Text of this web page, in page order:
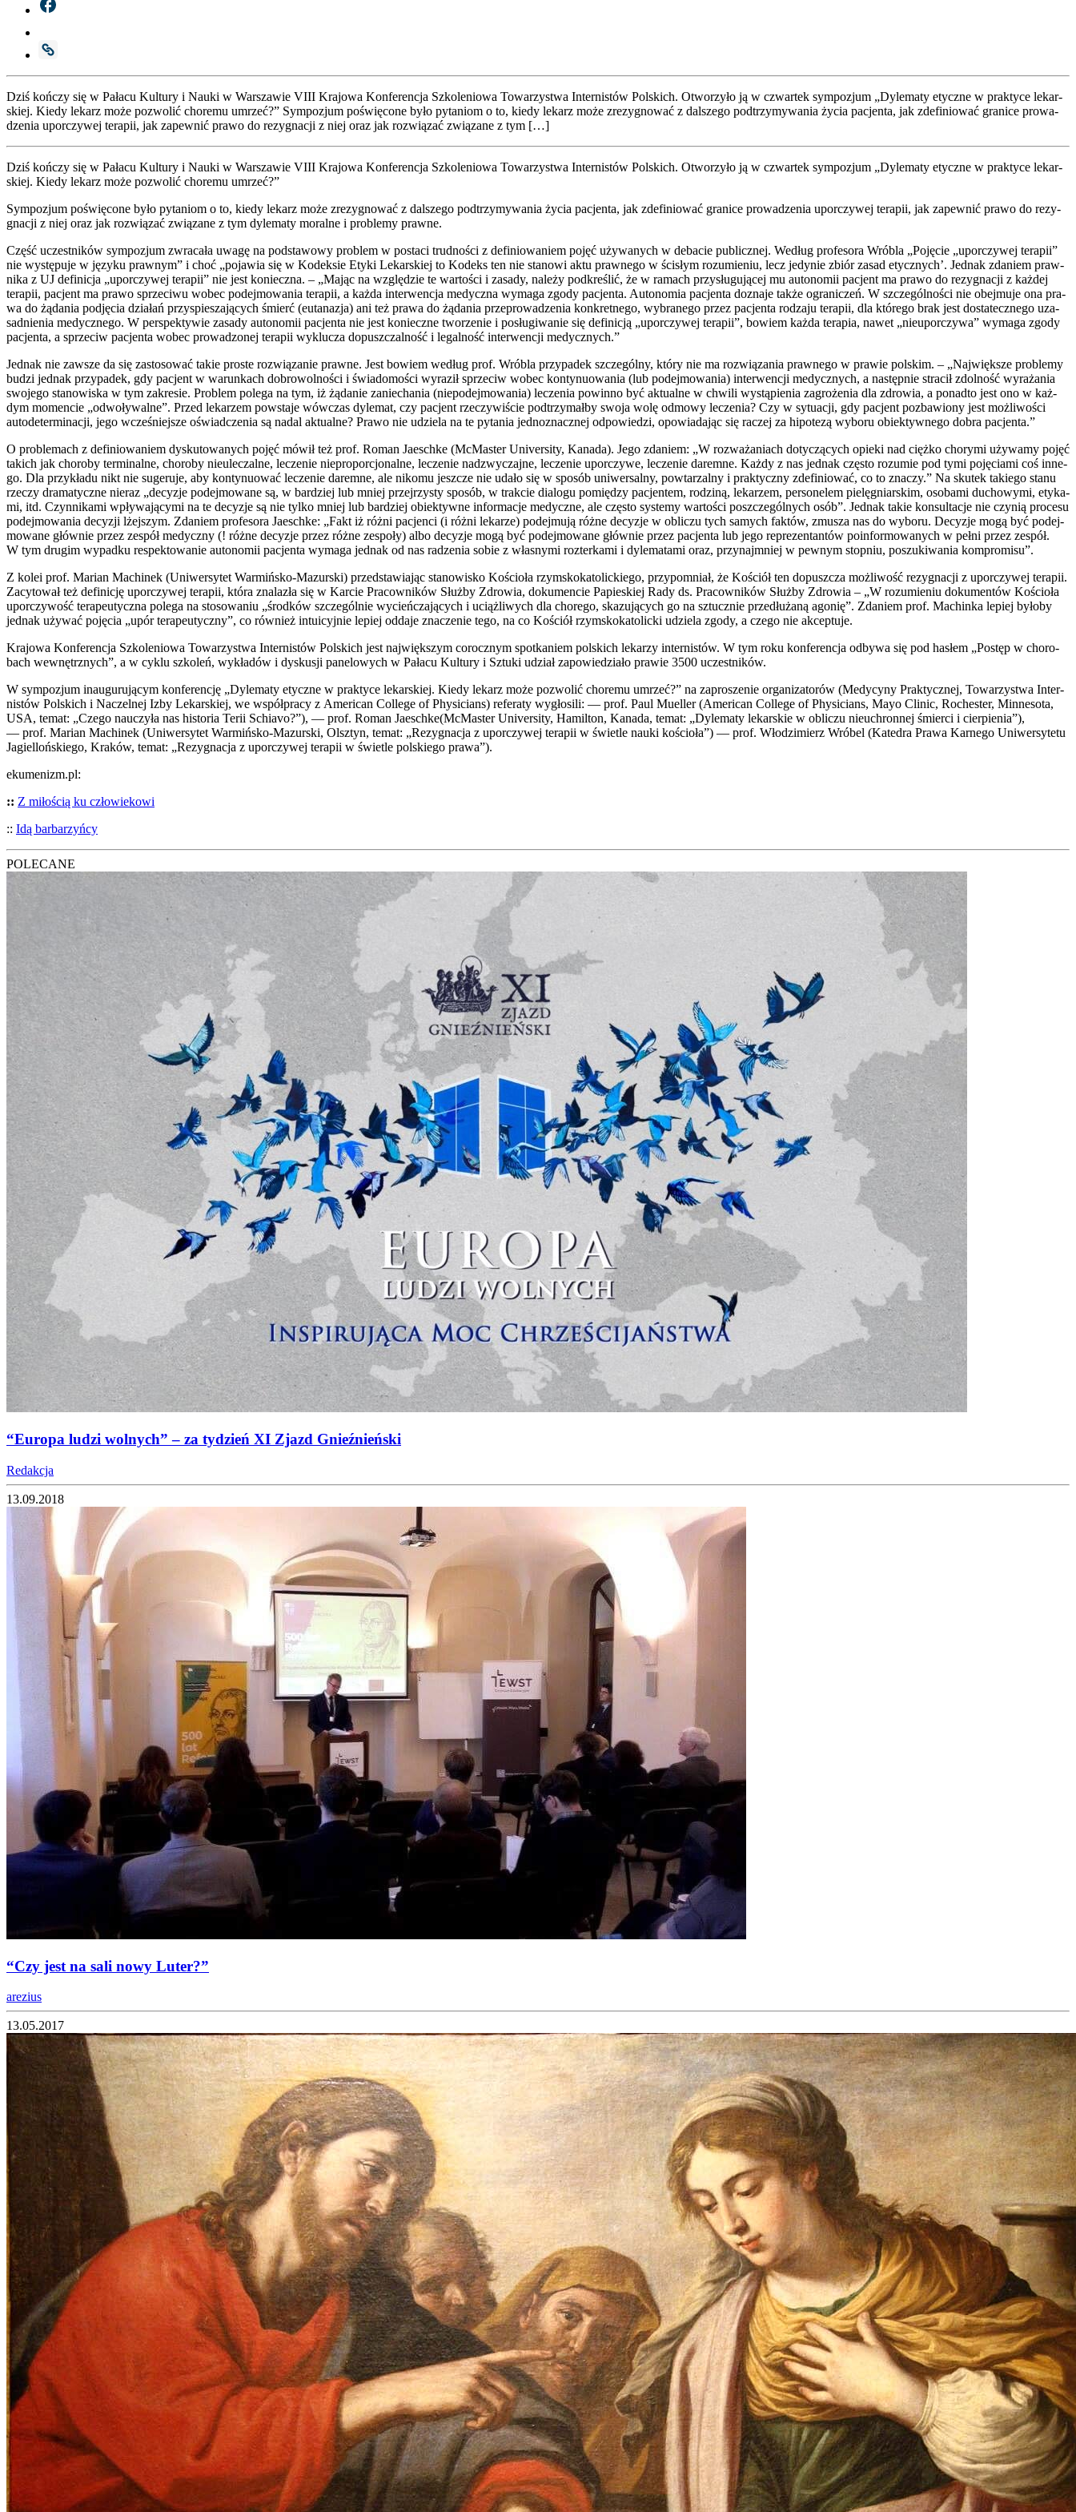
Dziś koń­czy się w Pała­cu Kul­tu­ry i Nauki w War­sza­wie VIII Kra­jo­wa Kon­fe­ren­cja Szko­le­nio­wa Towa­rzy­stwa Inter­ni­stów Pol­skich. Otwo­rzy­ło ją w czwar­tek sym­po­zjum „Dyle­ma­ty etycz­ne w prak­ty­ce lekar­
skiej. Kie­dy lekarz może pozwo­lić cho­re­mu umrzeć?” Sym­po­zjum poświę­co­ne było pyta­niom o to, kie­dy lekarz może zre­zy­gno­wać z dal­sze­go pod­trzy­my­wa­nia życia pacjen­ta, jak zde­fi­nio­wać gra­ni­ce pro­wa­
dze­nia upo­rczy­wej tera­pii, jak zapew­nić pra­wo do rezy­gna­cji z niej oraz jak roz­wią­zać zwią­za­ne z tym […]
Dziś koń­czy się w Pała­cu Kul­tu­ry i Nauki w War­sza­wie VIII Kra­jo­wa Kon­fe­ren­cja Szko­le­nio­wa Towa­rzy­stwa Inter­ni­stów Pol­skich. Otwo­rzy­ło ją w czwar­tek sym­po­zjum „Dyle­ma­ty etycz­ne w prak­ty­ce lekar­
skiej. Kie­dy lekarz może pozwo­lić cho­re­mu umrzeć?”
Sym­po­zjum poświę­co­ne było pyta­niom o to, kie­dy lekarz może zre­zy­gno­wać z dal­sze­go pod­trzy­my­wa­nia życia pacjen­ta, jak zde­fi­nio­wać gra­ni­ce pro­wa­dze­nia upo­rczy­wej tera­pii, jak zapew­nić pra­wo do rezy­
gna­cji z niej oraz jak roz­wią­zać zwią­za­ne z tym dyle­ma­ty moral­ne i pro­ble­my praw­ne.
Część uczest­ni­ków sym­po­zjum zwra­ca­ła uwa­gę na pod­sta­wo­wy pro­blem w posta­ci trud­no­ści z defi­nio­wa­niem pojęć uży­wa­nych w deba­cie publicz­nej. Według pro­fe­so­ra Wró­bla „Poję­cie „upo­rczy­wej tera­pii”
nie wystę­pu­je w języ­ku praw­nym” i choć „poja­wia się w Kodek­sie Ety­ki Lekar­skiej to Kodeks ten nie sta­no­wi aktu praw­ne­go w ści­słym rozu­mie­niu, lecz jedy­nie zbiór zasad etycz­nych’. Jed­nak zda­niem praw­
ni­ka z UJ defi­ni­cja „upo­rczy­wej tera­pii” nie jest koniecz­na. – „Mając na wzglę­dzie te war­to­ści i zasa­dy, nale­ży pod­kre­ślić, że w ramach przy­słu­gu­ją­cej mu auto­no­mii pacjent ma pra­wo do rezy­gna­cji z każ­dej
tera­pii, pacjent ma pra­wo sprze­ci­wu wobec podej­mo­wa­nia tera­pii, a każ­da inter­wen­cja medycz­na wyma­ga zgo­dy pacjen­ta. Auto­no­mia pacjen­ta dozna­je tak­że ogra­ni­czeń. W szcze­gól­no­ści nie obej­mu­je ona pra­
wa do żąda­nia pod­ję­cia dzia­łań przy­spie­sza­ją­cych śmierć (euta­na­zja) ani też pra­wa do żąda­nia prze­pro­wa­dze­nia kon­kret­ne­go, wybra­ne­go przez pacjen­ta rodza­ju tera­pii, dla któ­re­go brak jest dosta­tecz­ne­go uza­
sad­nie­nia medycz­ne­go. W per­spek­ty­wie zasa­dy auto­no­mii pacjen­ta nie jest koniecz­ne two­rze­nie i posłu­gi­wa­nie się defi­ni­cją „upo­rczy­wej tera­pii”, bowiem każ­da tera­pia, nawet „nie­upor­czy­wa” wyma­ga zgo­dy
pacjen­ta, a sprze­ciw pacjen­ta wobec pro­wa­dzo­nej tera­pii wyklu­cza dopusz­czal­ność i legal­ność inter­wen­cji medycz­nych.”
Jed­nak nie zawsze da się zasto­so­wać takie pro­ste roz­wią­za­nie praw­ne. Jest bowiem według prof. Wró­bla przy­pa­dek szcze­gól­ny, któ­ry nie ma roz­wią­za­nia praw­ne­go w pra­wie pol­skim. – „Naj­więk­sze pro­ble­my
budzi jed­nak przy­pa­dek, gdy pacjent w warun­kach dobro­wol­no­ści i świa­do­mo­ści wyra­ził sprze­ciw wobec kon­ty­nu­owa­nia (lub podej­mo­wa­nia) inter­wen­cji medycz­nych, a następ­nie stra­cił zdol­ność wyra­ża­nia
swo­je­go sta­no­wi­ska w tym zakre­sie. Pro­blem pole­ga na tym, iż żąda­nie zanie­cha­nia (nie­podej­mo­wa­nia) lecze­nia powin­no być aktu­al­ne w chwi­li wystą­pie­nia zagro­że­nia dla zdro­wia, a ponad­to jest ono w każ­
dym momen­cie „odwo­ły­wal­ne”. Przed leka­rzem powsta­je wów­czas dyle­mat, czy pacjent rze­czy­wi­ście pod­trzy­mał­by swo­ja wolę odmo­wy lecze­nia? Czy w sytu­acji, gdy pacjent pozba­wio­ny jest moż­li­wo­ści
auto­de­ter­mi­na­cji, jego wcze­śniej­sze oświad­cze­nia są nadal aktu­al­ne? Pra­wo nie udzie­la na te pyta­nia jed­no­znacz­nej odpo­wie­dzi, opo­wia­da­jąc się raczej za hipo­te­zą wybo­ru obiek­tyw­ne­go dobra pacjen­ta.”
O pro­ble­mach z defi­nio­wa­niem dys­ku­to­wa­nych pojęć mówił też prof. Roman Jaesch­ke (McMa­ster Uni­ver­si­ty, Kana­da). Jego zda­niem: „W roz­wa­ża­niach doty­czą­cych opie­ki nad cięż­ko cho­ry­mi uży­wa­my pojęć
takich jak cho­ro­by ter­mi­nal­ne, cho­ro­by nie­ule­czal­ne, lecze­nie nie­pro­por­cjo­nal­ne, lecze­nie nad­zwy­czaj­ne, lecze­nie upo­rczy­we, lecze­nie darem­ne. Każ­dy z nas jed­nak czę­sto rozu­mie pod tymi poję­cia­mi coś inne­
go. Dla przy­kła­du nikt nie suge­ru­je, aby kon­ty­nu­ować lecze­nie darem­ne, ale niko­mu jesz­cze nie uda­ło się w spo­sób uni­wer­sal­ny, powta­rzal­ny i prak­tycz­ny zde­fi­nio­wać, co to zna­czy.” Na sku­tek takie­go sta­nu
rze­czy dra­ma­tycz­ne nie­raz „decy­zje podej­mo­wa­ne są, w bar­dziej lub mniej przej­rzy­sty spo­sób, w trak­cie dia­lo­gu pomię­dzy pacjen­tem, rodzi­ną, leka­rzem, per­so­ne­lem pie­lę­gniar­skim, oso­ba­mi ducho­wy­mi, ety­ka­
mi, itd. Czyn­ni­ka­mi wpły­wa­ją­cy­mi na te decy­zje są nie tyl­ko mniej lub bar­dziej obiek­tyw­ne infor­ma­cje medycz­ne, ale czę­sto sys­te­my war­to­ści poszcze­gól­nych osób”. Jed­nak takie kon­sul­ta­cje nie czy­nią pro­ce­su
podej­mo­wa­nia decy­zji lżej­szym. Zda­niem pro­fe­so­ra Jaesch­ke: „Fakt iż róż­ni pacjen­ci (i róż­ni leka­rze) podej­mu­ją róż­ne decy­zje w obli­czu tych samych fak­tów, zmu­sza nas do wybo­ru. Decy­zje mogą być podej­
mo­wa­ne głów­nie przez zespół medycz­ny (! róż­ne decy­zje przez róż­ne zespo­ły) albo decy­zje mogą być podej­mo­wa­ne głów­nie przez pacjen­ta lub jego repre­zen­tan­tów poin­for­mo­wa­nych w peł­ni przez zespół.
W tym dru­gim wypad­ku respek­to­wa­nie auto­no­mii pacjen­ta wyma­ga jed­nak od nas radze­nia sobie z wła­sny­mi roz­ter­ka­mi i dyle­ma­ta­mi oraz, przy­naj­mniej w pew­nym stop­niu, poszu­ki­wa­nia kom­pro­mi­su”.
Z kolei prof. Marian Machi­nek (Uni­wer­sy­tet War­miń­sko-Mazur­ski) przed­sta­wia­jąc sta­no­wi­sko Kościo­ła rzym­sko­ka­to­lic­kie­go, przy­po­mniał, że Kościół ten dopusz­cza moż­li­wość rezy­gna­cji z upo­rczy­wej tera­pii.
Zacy­to­wał też defi­ni­cję upo­rczy­wej tera­pii, któ­ra zna­la­zła się w Kar­cie Pra­cow­ni­ków Służ­by Zdro­wia, doku­men­cie Papie­skiej Rady ds. Pra­cow­ni­ków Służ­by Zdro­wia – „W rozu­mie­niu doku­men­tów Kościo­ła
upo­rczy­wość tera­peu­tycz­na pole­ga na sto­so­wa­niu „środ­ków szcze­gól­nie wycień­cza­ją­cych i uciąż­li­wych dla cho­re­go, ska­zu­ją­cych go na sztucz­nie prze­dłu­ża­ną ago­nię”. Zda­niem prof. Machin­ka lepiej było­by
jed­nak uży­wać poję­cia „upór tera­peu­tycz­ny”, co rów­nież intu­icyj­nie lepiej odda­je zna­cze­nie tego, na co Kościół rzym­sko­ka­to­lic­ki udzie­la zgo­dy, a cze­go nie akcep­tu­je.
Kra­jo­wa Kon­fe­ren­cja Szko­le­nio­wa Towa­rzy­stwa Inter­ni­stów Pol­skich jest naj­więk­szym corocz­nym spo­tka­niem pol­skich leka­rzy inter­ni­stów. W tym roku kon­fe­ren­cja odby­wa się pod hasłem „Postęp w cho­ro­
bach wewnętrz­nych”, a w cyklu szko­leń, wykła­dów i dys­ku­sji pane­lo­wych w Pała­cu Kul­tu­ry i Sztu­ki udział zapo­wie­dzia­ło pra­wie 3500 uczest­ni­ków.
W sym­po­zjum inau­gu­ru­ją­cym kon­fe­ren­cję „Dyle­ma­ty etycz­ne w prak­ty­ce lekar­skiej. Kie­dy lekarz może pozwo­lić cho­re­mu umrzeć?” na zapro­sze­nie orga­ni­za­to­rów (Medy­cy­ny Prak­tycz­nej, Towa­rzy­stwa Inter­
ni­stów Pol­skich i Naczel­nej Izby Lekar­skiej, we współ­pra­cy z Ame­ri­can Col­le­ge of Phy­si­cians) refe­ra­ty wygło­si­li: — prof. Paul Muel­ler (Ame­ri­can Col­le­ge of Phy­si­cians, Mayo Cli­nic, Roche­ster, Min­ne­so­ta,
USA, temat: „Cze­go nauczy­ła nas histo­ria Terii Schia­vo?”), — prof. Roman Jaeschke(McMaster Uni­ver­si­ty, Hamil­ton, Kana­da, temat: „Dyle­ma­ty lekar­skie w obli­czu nie­uchron­nej śmier­ci i cier­pie­nia”),
— prof. Marian Machi­nek (Uni­wer­sy­tet War­miń­sko-Mazur­ski, Olsz­tyn, temat: „Rezy­gna­cja z upo­rczy­wej tera­pii w świe­tle nauki kościo­ła”) — prof. Wło­dzi­mierz Wró­bel (Kate­dra Pra­wa Kar­ne­go Uni­wer­sy­te­tu
Jagiel­loń­skie­go, Kra­ków, temat: „Rezy­gna­cja z upo­rczy­wej tera­pii w świe­tle pol­skie­go pra­wa”).
ekumenizm.pl:
:: Z miło­ścią ku czło­wie­ko­wi
:: Idą bar­ba­rzyń­cy
POLECANE
“Europa ludzi wolnych” – za tydzień XI Zjazd Gnieźnieński
Redakcja
13.09.2018
“Czy jest na sali nowy Luter?”
arezius
13.05.2017